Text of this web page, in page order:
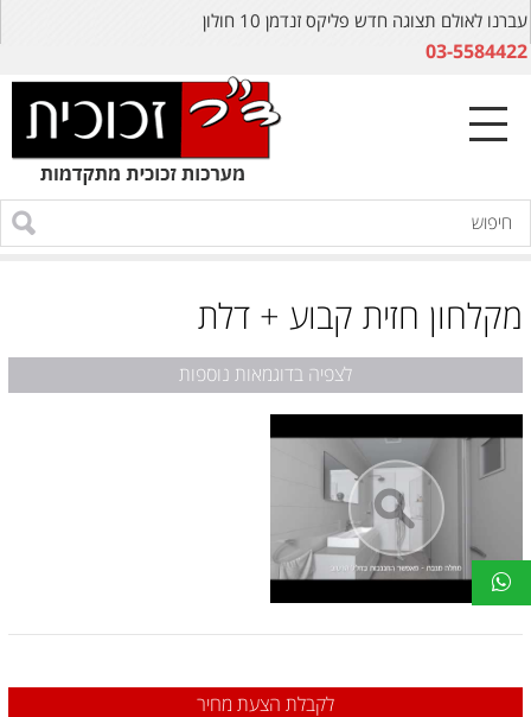
עברנו לאולם תצוגה חדש פליקס זנדמן 10 חולון
03-5584422
מקלחון חזית קבוע + דלת
לצפיה בדוגמאות נוספות
לקבלת הצעת מחיר